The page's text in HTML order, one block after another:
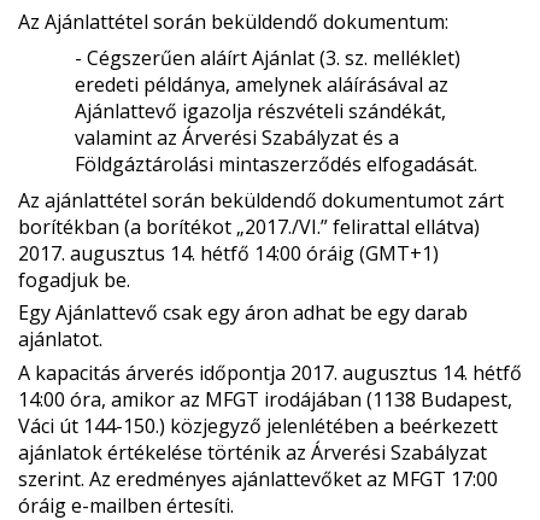
Az Ajánlattétel során beküldendő dokumentum:
- Cégszerűen aláírt Ajánlat (3. sz. melléklet)
eredeti példánya, amelynek aláírásával az
Ajánlattevő igazolja részvételi szándékát,
valamint az Árverési Szabályzat és a
Földgáztárolási mintaszerződés elfogadását.
Az ajánlattétel során beküldendő dokumentumot zárt
borítékban (a borítékot „2017./VI.” felirattal ellátva)
2017. augusztus 14. hétfő 14:00 óráig (GMT+1)
fogadjuk be.
Egy Ajánlattevő csak egy áron adhat be egy darab
ajánlatot.
A kapacitás árverés időpontja 2017. augusztus 14. hétfő
14:00 óra, amikor az MFGT irodájában (1138 Budapest,
Váci út 144-150.) közjegyző jelenlétében a beérkezett
ajánlatok értékelése történik az Árverési Szabályzat
szerint. Az eredményes ajánlattevőket az MFGT 17:00
óráig e-mailben értesíti.